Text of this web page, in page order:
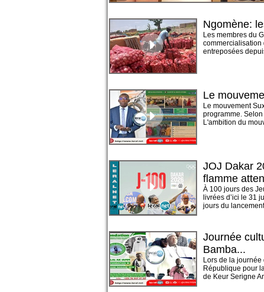
Ngomène:
Les membres du
commercialisation
entreposées
Le
Le mouvement
programme.
L'ambition du
JOJ Dakar
flamme
À 100 jours des
livrées d’ici le 31
jours du
Journée
Bamba...
Lors de la
République pour
de Keur Serigne